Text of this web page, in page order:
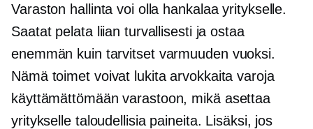
Varaston hallinta voi olla hankalaa yritykselle.
Saatat pelata liian turvallisesti ja ostaa
enemmän kuin tarvitset varmuuden vuoksi.
Nämä toimet voivat lukita arvokkaita varoja
käyttämättömään varastoon, mikä asettaa
yritykselle taloudellisia paineita. Lisäksi, jos